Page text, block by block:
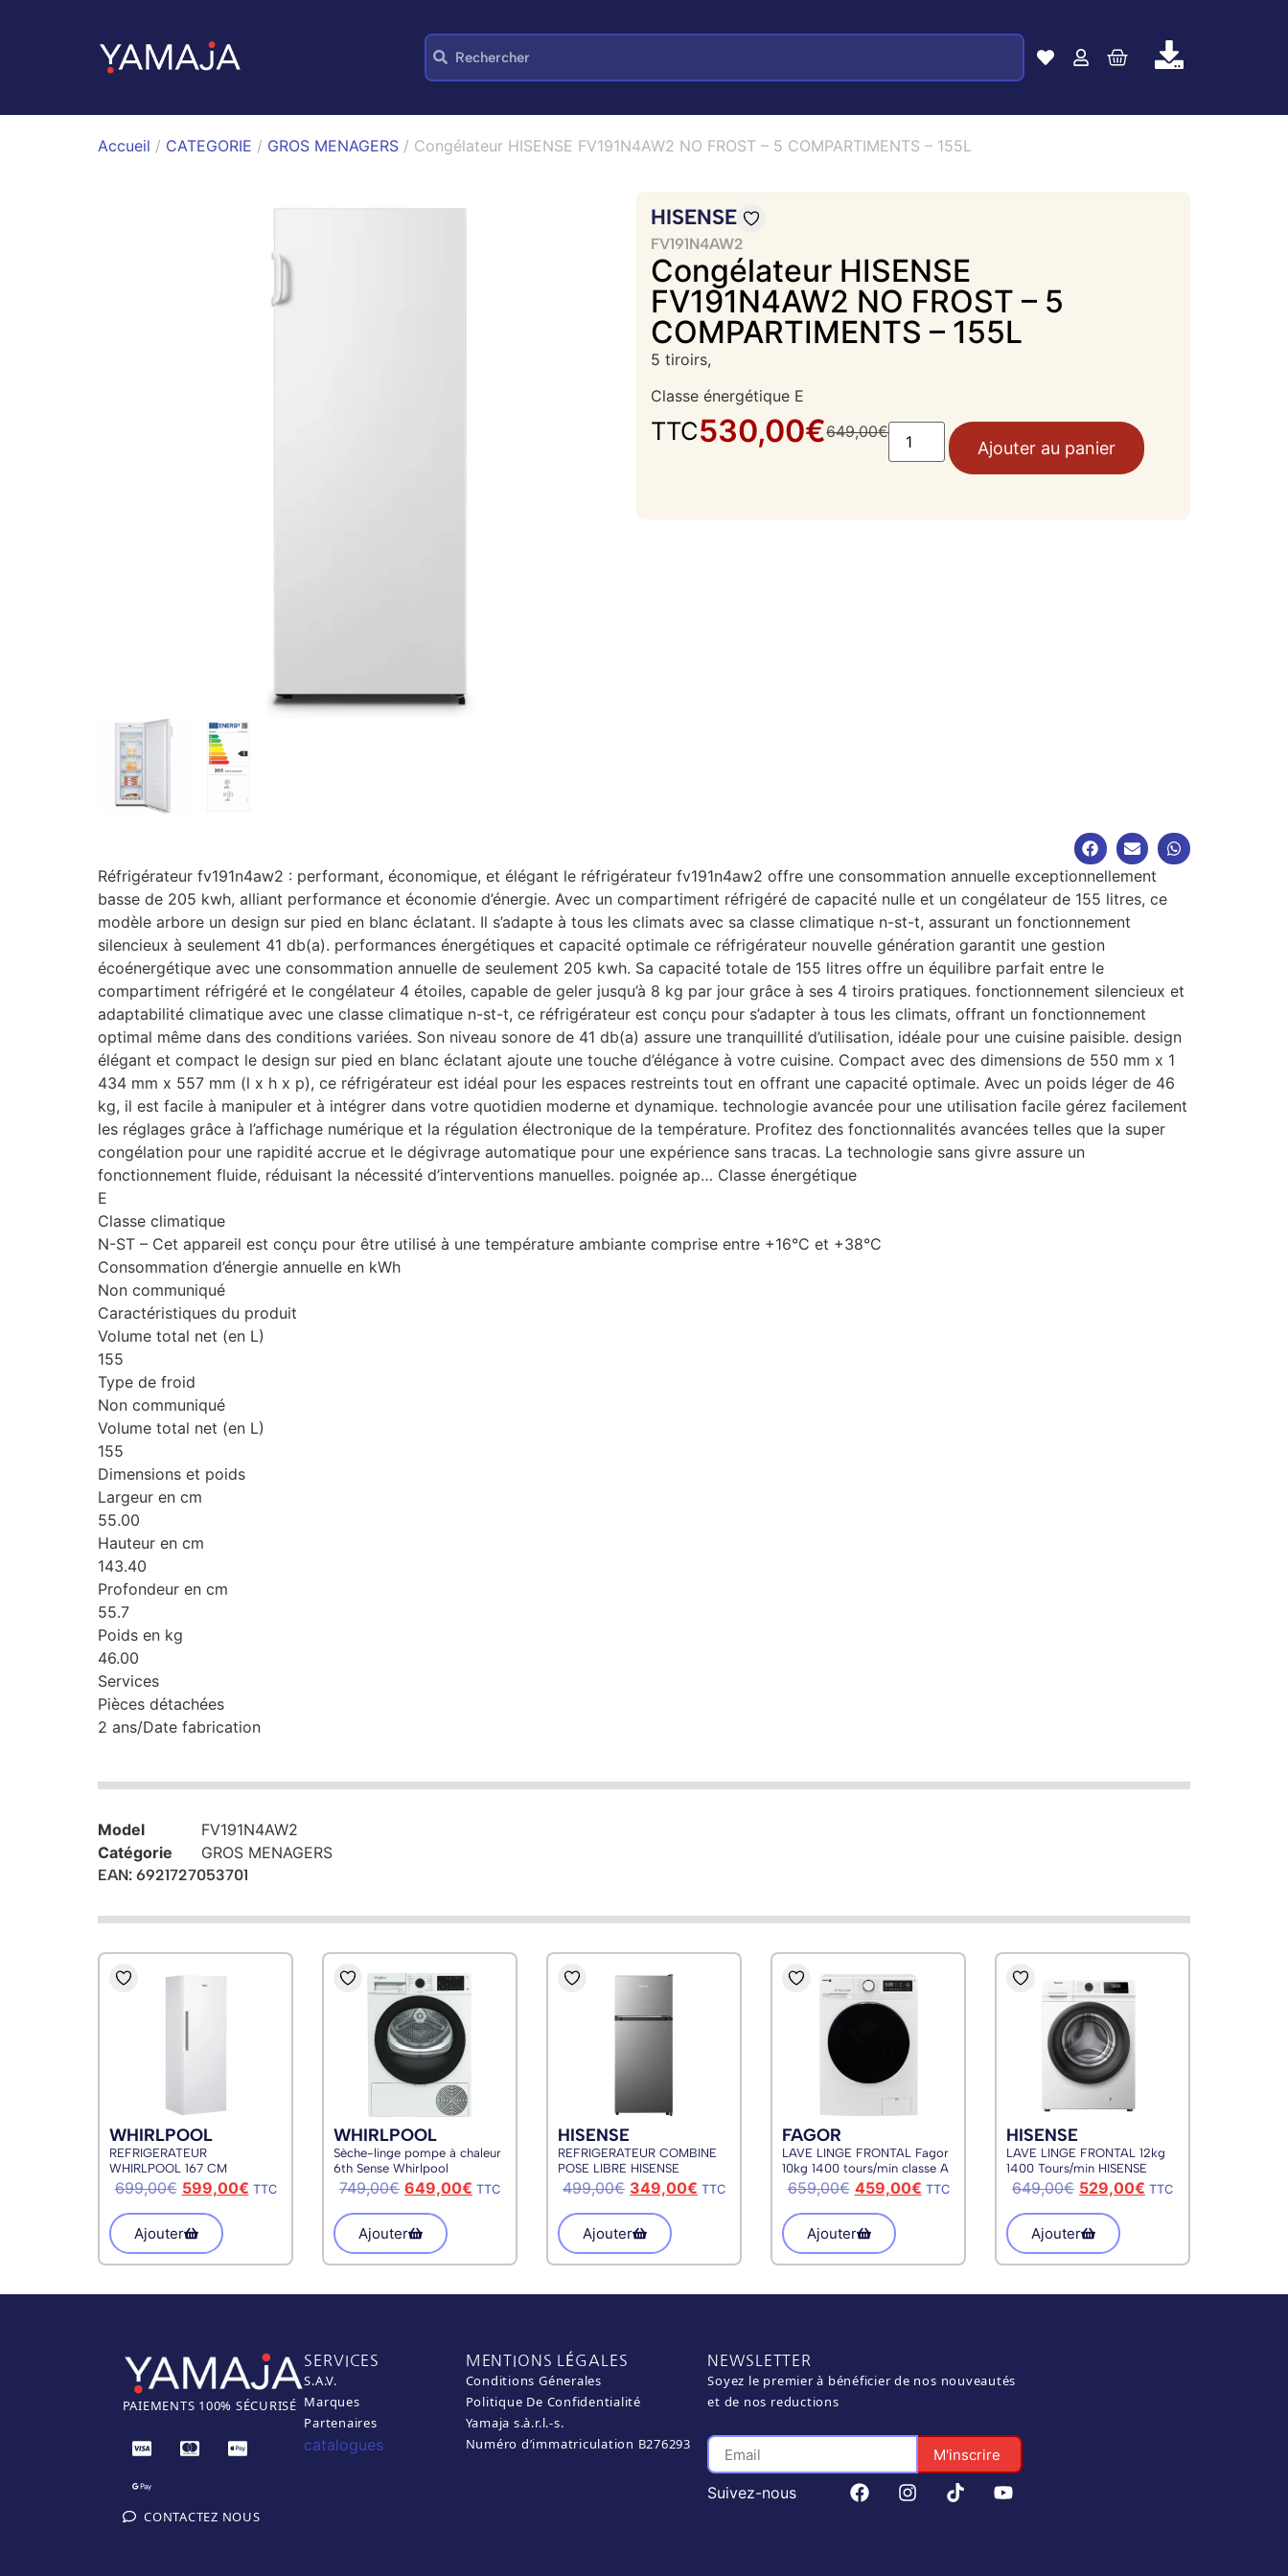
Accueil / CATEGORIE / GROS MENAGERS / Congélateur HISENSE FV191N4AW2 NO FROST – 5 COMPARTIMENTS – 155L
HISENSE
FV191N4AW2
Congélateur HISENSE
FV191N4AW2 NO FROST – 5
COMPARTIMENTS – 155L
5 tiroirs,
Classe énergétique E
649,00€
530,00€
TTC
Ajouter au panier
Réfrigérateur fv191n4aw2 : performant, économique, et élégant le réfrigérateur fv191n4aw2 offre une consommation annuelle exceptionnellement
basse de 205 kwh, alliant performance et économie d’énergie. Avec un compartiment réfrigéré de capacité nulle et un congélateur de 155 litres, ce
modèle arbore un design sur pied en blanc éclatant. Il s’adapte à tous les climats avec sa classe climatique n-st-t, assurant un fonctionnement
silencieux à seulement 41 db(a). performances énergétiques et capacité optimale ce réfrigérateur nouvelle génération garantit une gestion
écoénergétique avec une consommation annuelle de seulement 205 kwh. Sa capacité totale de 155 litres offre un équilibre parfait entre le
compartiment réfrigéré et le congélateur 4 étoiles, capable de geler jusqu’à 8 kg par jour grâce à ses 4 tiroirs pratiques. fonctionnement silencieux et
adaptabilité climatique avec une classe climatique n-st-t, ce réfrigérateur est conçu pour s’adapter à tous les climats, offrant un fonctionnement
optimal même dans des conditions variées. Son niveau sonore de 41 db(a) assure une tranquillité d’utilisation, idéale pour une cuisine paisible. design
élégant et compact le design sur pied en blanc éclatant ajoute une touche d’élégance à votre cuisine. Compact avec des dimensions de 550 mm x 1
434 mm x 557 mm (l x h x p), ce réfrigérateur est idéal pour les espaces restreints tout en offrant une capacité optimale. Avec un poids léger de 46
kg, il est facile à manipuler et à intégrer dans votre quotidien moderne et dynamique. technologie avancée pour une utilisation facile gérez facilement
les réglages grâce à l’affichage numérique et la régulation électronique de la température. Profitez des fonctionnalités avancées telles que la super
congélation pour une rapidité accrue et le dégivrage automatique pour une expérience sans tracas. La technologie sans givre assure un
fonctionnement fluide, réduisant la nécessité d’interventions manuelles. poignée ap… Classe énergétique
E
Classe climatique
N-ST – Cet appareil est conçu pour être utilisé à une température ambiante comprise entre +16°C et +38°C
Consommation d’énergie annuelle en kWh
Non communiqué
Caractéristiques du produit
Volume total net (en L)
155
Type de froid
Non communiqué
Volume total net (en L)
155
Dimensions et poids
Largeur en cm
55.00
Hauteur en cm
143.40
Profondeur en cm
55.7
Poids en kg
46.00
Services
Pièces détachées
2 ans/Date fabrication
Model
FV191N4AW2
Catégorie
GROS MENAGERS
EAN: 6921727053701
WHIRLPOOL
REFRIGERATEUR
WHIRLPOOL 167 CM
322LITRES
699,00€ 599,00€ TTC
Ajouter
WHIRLPOOL
Sèche-linge pompe à chaleur
6th Sense Whirlpool
CWD84MWWSBE
749,00€ 649,00€ TTC
Ajouter
HISENSE
REFRIGERATEUR COMBINE
POSE LIBRE HISENSE
RT161D4ADE
499,00€ 349,00€ TTC
Ajouter
FAGOR
LAVE LINGE FRONTAL Fagor
10kg 1400 tours/min classe A
659,00€ 459,00€ TTC
Ajouter
HISENSE
LAVE LINGE FRONTAL 12kg
1400 Tours/min HISENSE
WFQA1214EVJM
649,00€ 529,00€ TTC
Ajouter
PAIEMENTS 100% SÉCURISÉ
CONTACTEZ NOUS
SERVICES
S.A.V.
Marques
Partenaires
catalogues
MENTIONS LÉGALES
Conditions Génerales
Politique De Confidentialité
Yamaja s.à.r.l.-s.
Numéro d’immatriculation B276293
NEWSLETTER
Soyez le premier à bénéficier de nos nouveautés
et de nos reductions
M'inscrire
Suivez-nous